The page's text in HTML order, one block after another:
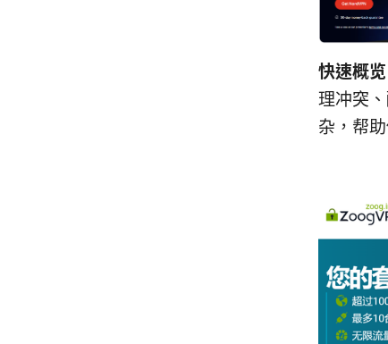
快速概览
理冲突
杂，帮